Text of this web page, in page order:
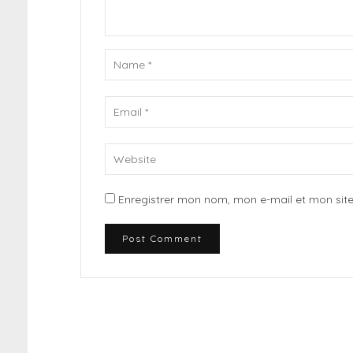
Enregistrer mon nom, mon e-mail et mon